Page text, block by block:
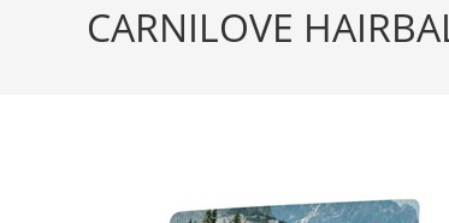
CARNILOVE